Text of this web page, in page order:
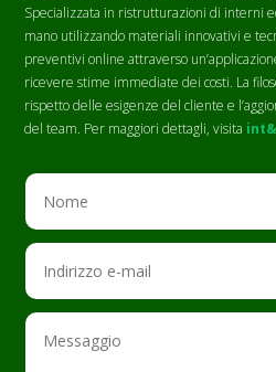
Specializzata in ristrutturazioni di interni
mano utilizzando materiali innovativi e
preventivi online attraverso
ricevere stime immediate dei costi. La
rispetto delle esigenze del cliente e
del team. Per maggiori dettagli, visita